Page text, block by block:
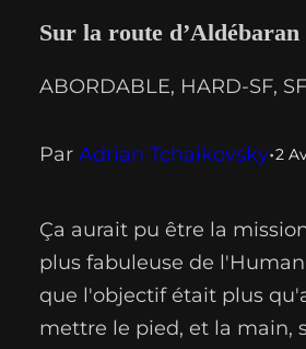
Sur la route d’Aldébaran
ABORDABLE, HARD-SF, SF
Par Adrian Tchaikovsky•2
Ça aurait pu être la
plus fabuleuse de
que l'objectif était plus
mettre le pied, et la main,